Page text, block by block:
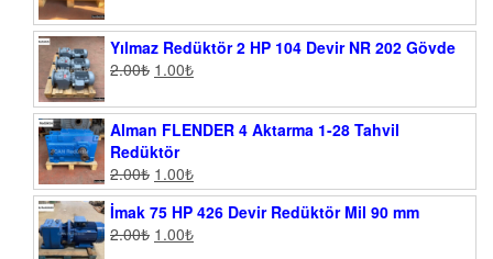
Yılmaz Redüktör 2 HP 104 Devir NR 202 Gövde
2.00₺ 1.00₺
Alman FLENDER 4 Aktarma 1-28 Tahvil
Redüktör
2.00₺ 1.00₺
İmak 75 HP 426 Devir Redüktör Mil 90 mm
2.00₺ 1.00₺